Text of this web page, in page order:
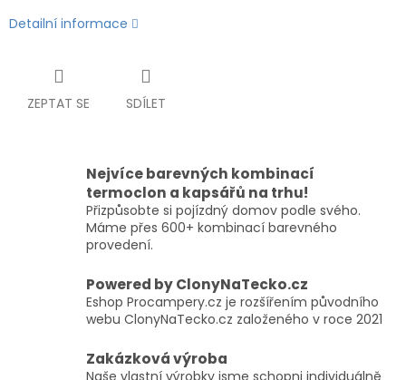
Detailní informace
ZEPTAT SE SDÍLET
Nejvíce barevných kombinací
termoclon a kapsářů na trhu!
Přizpůsobte si pojízdný domov podle svého.
Máme přes 600+ kombinací barevného
provedení.
Powered by ClonyNaTecko.cz
Eshop Procampery.cz je rozšířením původního
webu ClonyNaTecko.cz založeného v roce 2021
Zakázková výroba